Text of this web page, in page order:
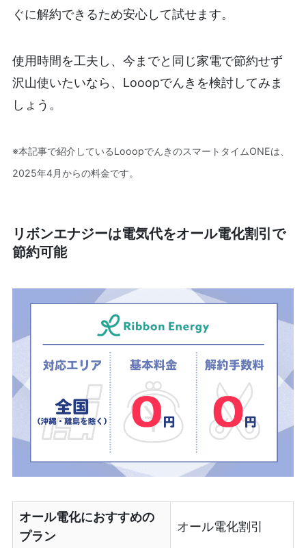
ぐに解約できるため安心して試せます。
使用時間を工夫し、今までと同じ家電で節約せず
沢山使いたいなら、Looopでんきを検討してみま
しょう。
※本記事で紹介しているLooopでんきのスマートタイムONEは、
2025年4月からの料金です。
リボンエナジーは電気代をオール電化割引で
節約可能
オール電化におすすめの
プラン
オール電化割引